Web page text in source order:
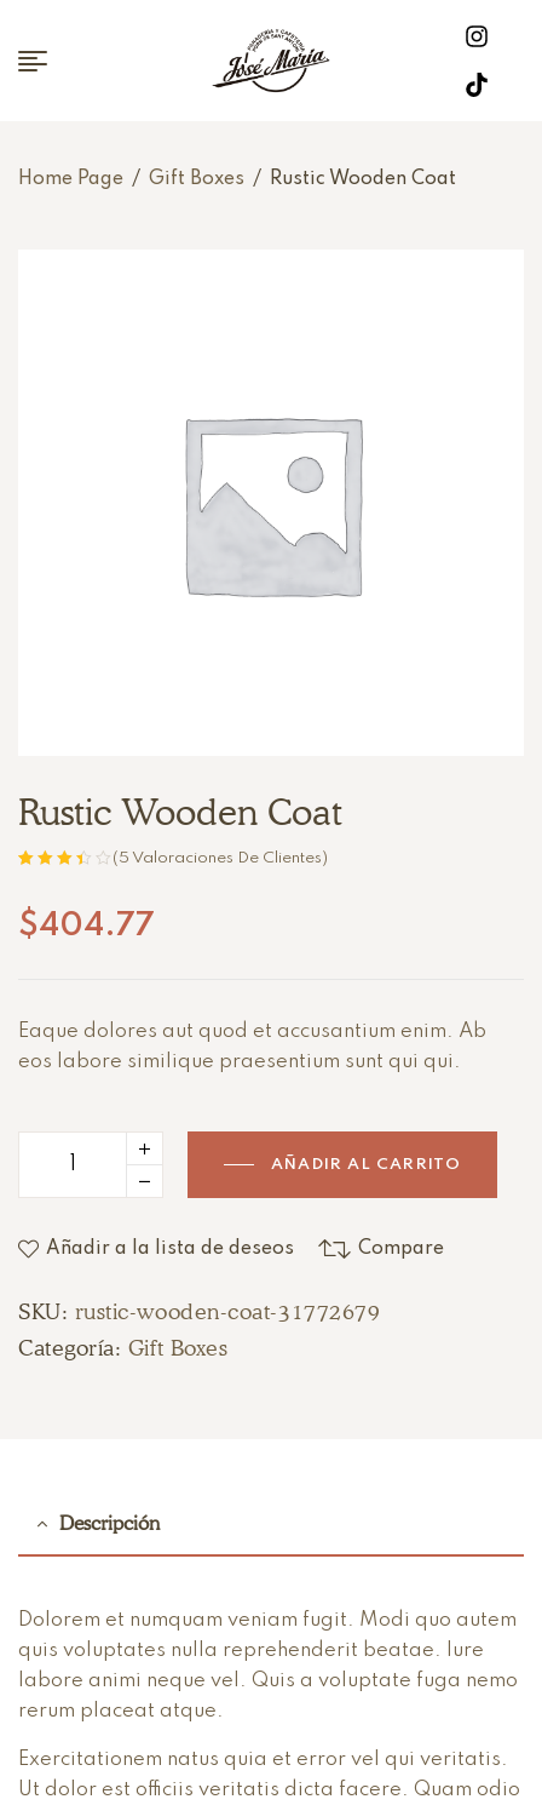
Home Page / Gift Boxes / Rustic Wooden Coat
Rustic Wooden Coat
de 5 en
(5 Valoraciones De Clientes)
$404.77
Eaque dolores aut quod et accusantium enim. Ab
eos labore similique praesentium sunt qui qui.
AÑADIR AL CARRITO
Añadir a la lista de deseos Compare
SKU: rustic-wooden-coat-31772679
Categoría: Gift Boxes
Descripción
Dolorem et numquam veniam fugit. Modi quo autem
quis voluptates nulla reprehenderit beatae. Iure
labore animi neque vel. Quis a voluptate fuga nemo
rerum placeat atque.
Exercitationem natus quia et error vel qui veritatis.
Ut dolor est officiis veritatis dicta facere. Quam odio